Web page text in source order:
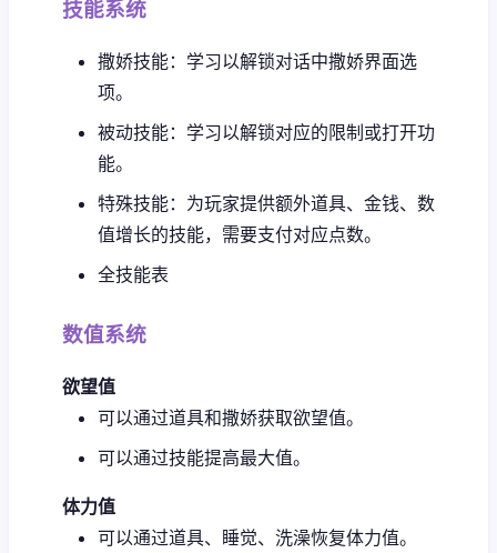
技能系统
撒娇技能：学习以解锁对话中撒娇界面选
项。
被动技能：学习以解锁对应的限制或打开功
能。
特殊技能：为玩家提供额外道具、金钱、数
值增长的技能，需要支付对应点数。
全技能表
数值系统
欲望值
可以通过道具和撒娇获取欲望值。
可以通过技能提高最大值。
体力值
可以通过道具、睡觉、洗澡恢复体力值。